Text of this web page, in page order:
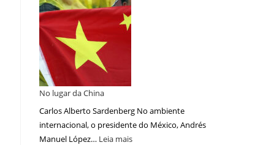
No lugar da China
Carlos Alberto Sardenberg No ambiente
internacional, o presidente do México, Andrés
Manuel López… Leia mais